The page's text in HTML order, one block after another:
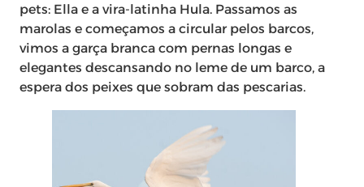
pets: Ella e a vira-latinha Hula. Passamos as
marolas e começamos a circular pelos barcos,
vimos a garça branca com pernas longas e
elegantes descansando no leme de um barco, a
espera dos peixes que sobram das pescarias.